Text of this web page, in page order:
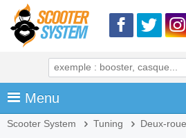
Menu
Scooter System Tuning Deux-